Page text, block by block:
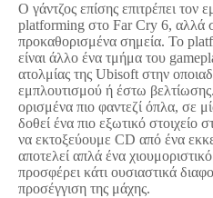
Ο γάντζος επίσης επιτρέπει τον
platforming στο Far Cry 6, αλλά
προκαθορισμένα σημεία. Το
είναι άλλο ένα τμήμα του
ατολμίας της Ubisoft στην
εμπλουτισμού ή έστω
ορισμένα πιο φαντεζί όπλα, σε
δοθεί ένα πιο εξωτικό στοιχείο
να εκτοξεύουμε CD από ένα
αποτελεί απλά ένα
προσφέρει κάτι ουσιαστικά
προσέγγιση της μάχης.